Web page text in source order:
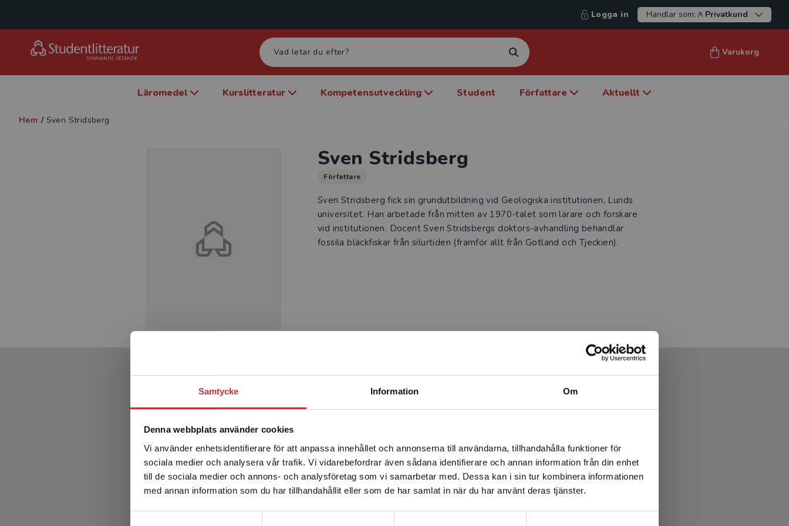
Samtycke Information Om
Denna webbplats använder cookies
Vi använder enhetsidentifierare för att anpassa innehållet och annonserna till användarna, tillhandahålla funktioner för
sociala medier och analysera vår trafik. Vi vidarebefordrar även sådana identifierare och annan information från din enhet
till de sociala medier och annons- och analysföretag som vi samarbetar med. Dessa kan i sin tur kombinera informationen
med annan information som du har tillhandahållit eller som de har samlat in när du har använt deras tjänster.
Begränsad fraktregion
Det verkar som att du besöker studentlitteratur.se via en
enhet utanför Sverige. Vi erbjuder inte leveranser utanför
Sverige. För att kunna slutföra ett köp måste
leveransadressen vara i Sverige.Läs mer
Logga in Handlar som: Privatkund
Varukorg
Läromedel Kurslitteratur Kompetensutveckling Student Författare Aktuellt
Hem / Sven Stridsberg
Sven Stridsberg
Författare
Sven Stridsberg fick sin grundutbildning vid Geologiska institutionen, Lunds
universitet. Han arbetade från mitten av 1970-talet som lärare och forskare
vid institutionen. Docent Sven Stridsbergs doktors-avhandling behandlar
fossila bläckfiskar från silurtiden (framför allt från Gotland och Tjeckien).
Produkter